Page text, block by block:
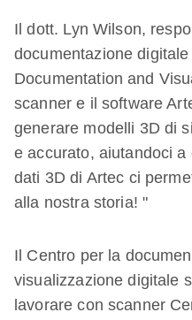
Il dott. Lyn Wilson,
documentazione
Documentation and
scanner e il software
generare modelli 3D di
e accurato, aiutandoci
dati 3D di Artec ci
alla nostra storia! "
Il Centro per la
visualizzazione digitale
lavorare con scanner